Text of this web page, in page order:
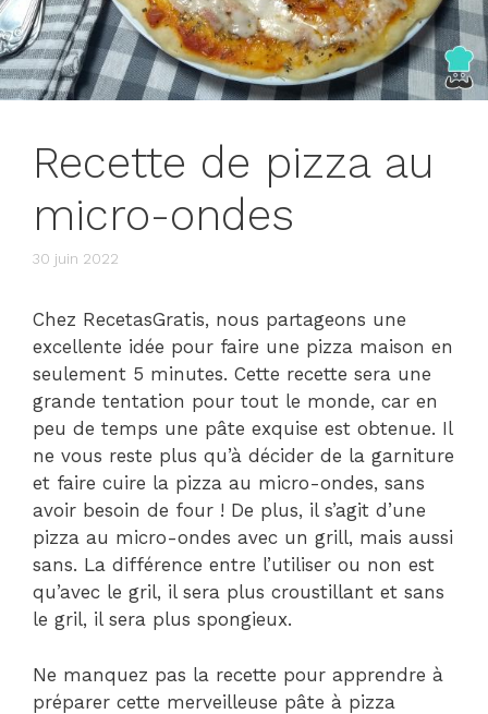
Recette de pizza au
micro-ondes
30 juin 2022
Chez RecetasGratis, nous partageons une
excellente idée pour faire une pizza maison en
seulement 5 minutes. Cette recette sera une
grande tentation pour tout le monde, car en
peu de temps une pâte exquise est obtenue. Il
ne vous reste plus qu’à décider de la garniture
et faire cuire la pizza au micro-ondes, sans
avoir besoin de four ! De plus, il s’agit d’une
pizza au micro-ondes avec un grill, mais aussi
sans. La différence entre l’utiliser ou non est
qu’avec le gril, il sera plus croustillant et sans
le gril, il sera plus spongieux.
Ne manquez pas la recette pour apprendre à
préparer cette merveilleuse pâte à pizza